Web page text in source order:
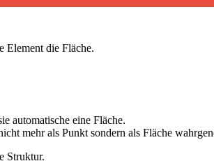
Element die Fläche.
automatische eine Fläche.
mehr als Punkt sondern als Fläche
Struktur.